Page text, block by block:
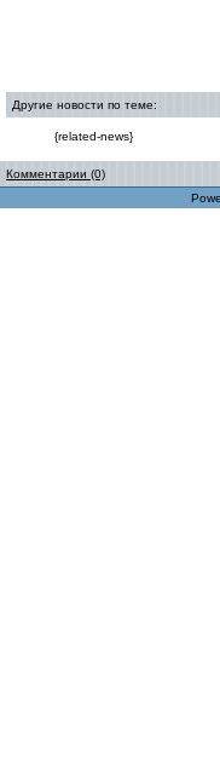
Другие новости по теме:
{related-news}
Комментарии (0)